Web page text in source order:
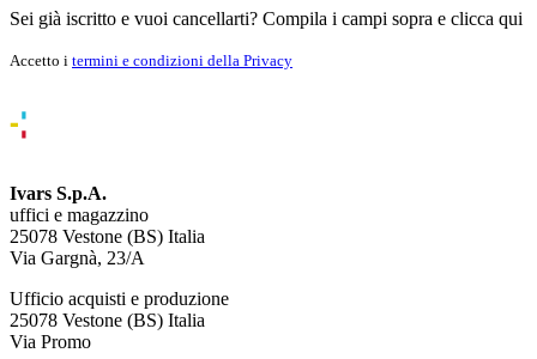
Sei già iscritto e vuoi cancellarti? Compila i campi sopra e clicca qui
Accetto i termini e condizioni della Privacy
Ivars S.p.A.
uffici e magazzino
25078 Vestone (BS) Italia
Via Gargnà, 23/A
Ufficio acquisti e produzione
25078 Vestone (BS) Italia
Via Promo